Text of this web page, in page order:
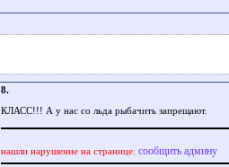
8.
КЛАСС!!! А у нас со льда рыбачить запрещают.
нашли нарушение на странице: сообщить админу